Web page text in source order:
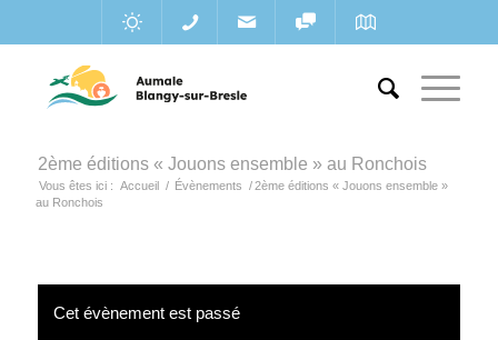
2ème éditions « Jouons ensemble » au Ronchois
Vous êtes ici : Accueil / Évènements / 2ème éditions « Jouons ensemble »
au Ronchois
Cet évènement est passé